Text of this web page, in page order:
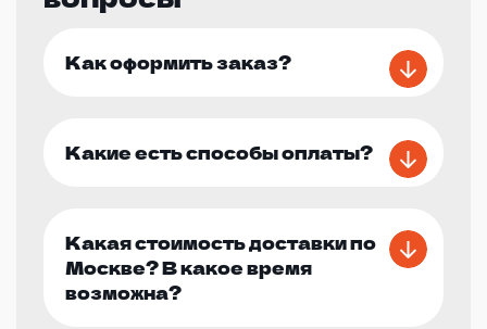
Как оформить заказ?
Какие есть способы оплаты?
Какая стоимость доставки по
Москве? В какое время
возможна?